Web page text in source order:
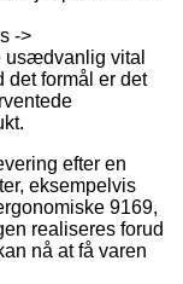
->
vital
det formål er det
efter en
eksempelvis
9169,
realiseres forud
nå at få varen